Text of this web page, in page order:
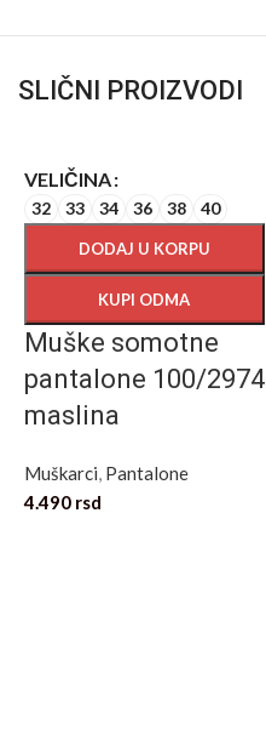
SLIČNI PROIZVODI
VELIČINA
32 33 34 36 38 40
DODAJ U KORPU
KUPI ODMA
Muške somotne
pantalone 100/2974
maslina
Muškarci, Pantalone
4.490 rsd